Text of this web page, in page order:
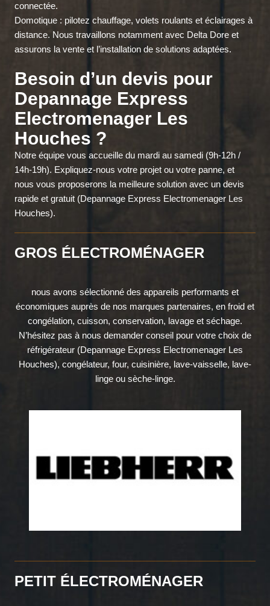
connectée.
Domotique : pilotez chauffage, volets roulants et éclairages à
distance. Nous travaillons notamment avec Delta Dore et
assurons la vente et l’installation de solutions adaptées.
Besoin d’un devis pour
Depannage Express
Electromenager Les
Houches ?
Notre équipe vous accueille du mardi au samedi (9h-12h /
14h-19h). Expliquez-nous votre projet ou votre panne, et
nous vous proposerons la meilleure solution avec un devis
rapide et gratuit (Depannage Express Electromenager Les
Houches).
GROS ÉLECTROMÉNAGER
nous avons sélectionné des appareils performants et
économiques auprès de nos marques partenaires, en froid et
congélation, cuisson, conservation, lavage et séchage.
N’hésitez pas à nous demander conseil pour votre choix de
réfrigérateur (Depannage Express Electromenager Les
Houches), congélateur, four, cuisinière, lave-vaisselle, lave-
linge ou sèche-linge.
PETIT ÉLECTROMÉNAGER